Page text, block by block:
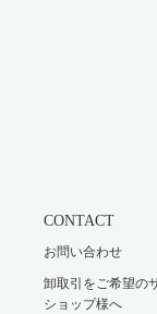
CONTACT
お問い合わせ
卸取引をご希望の
ショップ様へ